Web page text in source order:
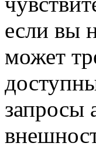
если вы
может
запросы